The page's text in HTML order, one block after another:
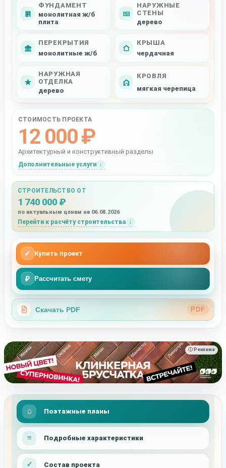
ФУНДАМЕНТ
монолитная ж/б
плита
НАРУЖНЫЕ
СТЕНЫ
дерево
ПЕРЕКРЫТИЯ
монолитные ж/б
КРЫША
чердачная
НАРУЖНАЯ
ОТДЕЛКА
дерево
КРОВЛЯ
мягкая черепица
СТОИМОСТЬ ПРОЕКТА
12 000 ₽
Архитектурный и конструктивный разделы
Дополнительные услуги
СТРОИТЕЛЬСТВО ОТ
1 740 000 ₽
по актуальным ценам на 06.08.2026
Перейти к расчёту строительства
✓ Купить проект
₽ Рассчитать смету
Скачать PDF PDF
ⓘ Реклама
Поэтажные планы
Подробные характеристики
Состав проекта